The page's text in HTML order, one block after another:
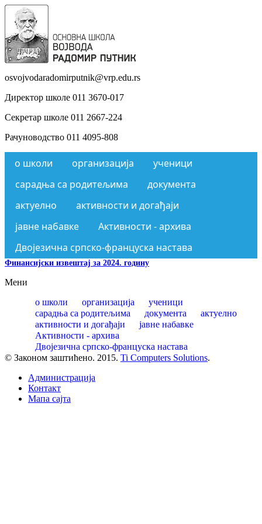
osvojvodaradomirputnik@vrp.edu.rs
Директор школе 011 3670-017
Секретар школе 011 2667-224
Рачуноводство 011 4095-808
о школи организација
ученици
сарадња са родитељима
документа
актуелно
активности и догађаји
јавне набавке
Активности - архива
Двојезична српско-француска настава
Финансијски извештај за 2024. годину
Мени
о школи
организација
ученици
сарадња са родитељима
документа
актуелно
активности и догађаји
јавне набавке
Активности - архива
Двојезична српско-француска настава
© Законом заштићено. 2015. Ti Computers Solutions.
Администрација
Контакт
Mапа сајта